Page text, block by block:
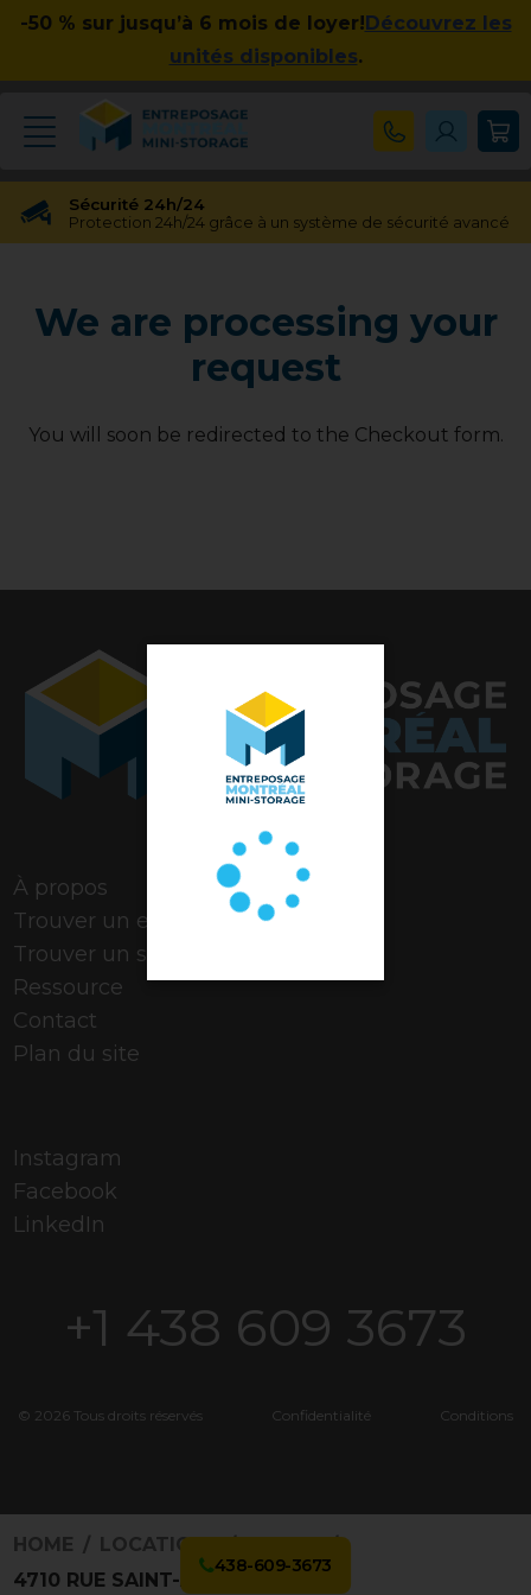
-50 % sur jusqu’à 6 mois de loyer!Découvrez les
unités disponibles.
Sécurité 24h/24
Protection 24h/24 grâce à un système de sécurité avancé
Transfert gratuit d'unité
Vous avez besoin d'une taille différente ? Pas de souci !
Pas d'engagement à long terme
We are processing your
request
You will soon be redirected to the Checkout form.
À propos
Trouver un espace
Trouver un stationnement
Ressource
Contact
Plan du site
Instagram
Facebook
LinkedIn
+1 438 609 3673
© 2026 Tous droits réservés Confidentialité Conditions
438-609-3673
HOME LOCATIONS
3169011
4710 RUE SAINT-AMBROISE